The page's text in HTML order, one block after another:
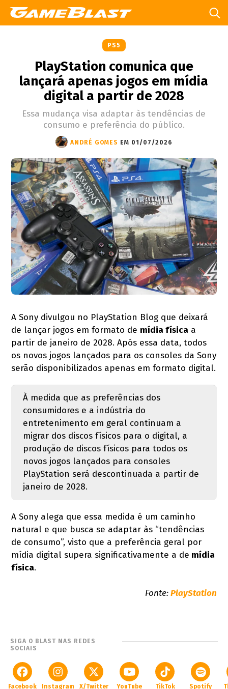
PS5
PlayStation comunica que
lançará apenas jogos em mídia
digital a partir de 2028
Essa mudança visa adaptar às tendências de
consumo e preferência do público.
ANDRÉ GOMES EM 01/07/2026
A Sony divulgou no PlayStation Blog que deixará
de lançar jogos em formato de mídia física a
partir de janeiro de 2028. Após essa data, todos
os novos jogos lançados para os consoles da Sony
serão disponibilizados apenas em formato digital.
À medida que as preferências dos
consumidores e a indústria do
entretenimento em geral continuam a
migrar dos discos físicos para o digital, a
produção de discos físicos para todos os
novos jogos lançados para consoles
PlayStation será descontinuada a partir de
janeiro de 2028.
A Sony alega que essa medida é um caminho
natural e que busca se adaptar às “tendências
de consumo”, visto que a preferência geral por
mídia digital supera significativamente a de mídia
física.
Fonte:PlayStation
SIGA O BLAST NAS REDES
SOCIAIS
Facebook Instagram X/Twitter YouTube TikTok Spotify